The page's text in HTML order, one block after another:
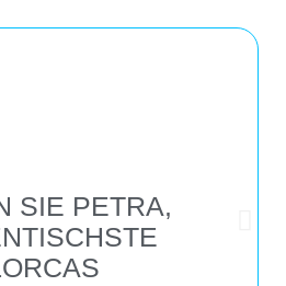
SIE PETRA,